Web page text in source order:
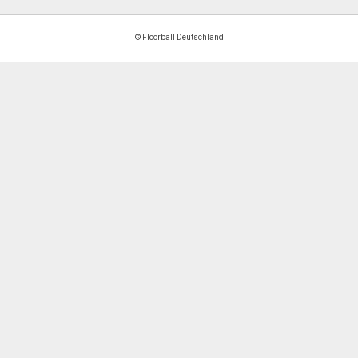
© Floorball Deutschland